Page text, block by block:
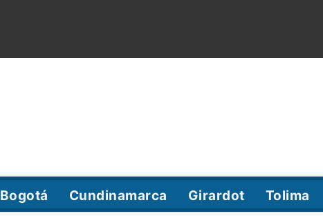
Bogotá Cundinamarca Girardot Tolima